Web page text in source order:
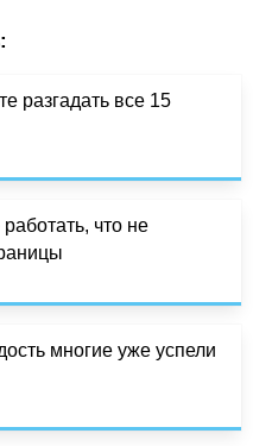
разгадать все 15
что не
многие уже успели